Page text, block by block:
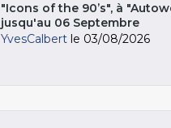
"Icons of the 90’s", à
jusqu'au 06 Septembre
YvesCalbert le 03/08/2026